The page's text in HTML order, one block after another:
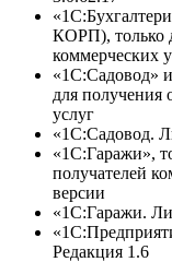
КОРП), только
коммерческих
«1С:Садовод»
для получения
услуг
«1С:Садовод.
«1С:Гаражи»,
получателей
версии
«1С:Гаражи.
Редакция 1.6